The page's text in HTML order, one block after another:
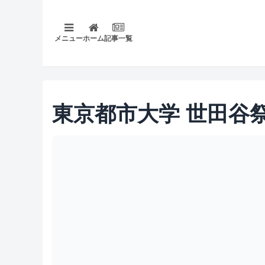
メニューホーム記事一覧
東京都市大学 世田谷